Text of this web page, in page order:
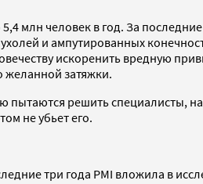
млн человек в год. За
и ампутированных
искоренить вредную
желанной затяжки.
пытаются решить специалисты,
не убьет его.
три года PMI вложила в